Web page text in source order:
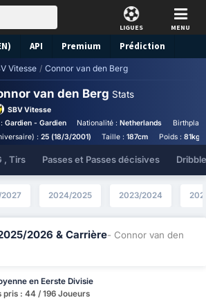
LIGUES MENU
API Premium Prédiction
Vitesse / Connor van den Berg
van den Berg Stats
SBV Vitesse
Gardien - Gardien Nationalité :Netherlands
: 25 (18/3/2001) Taille :187cm Poids : 81kg
, Tirs Passes et Passes décisives
2024/2025 2023/2024
2026 & Carrière- Connor van den
en Eerste Divisie
pris : 44 / 196 Joueurs